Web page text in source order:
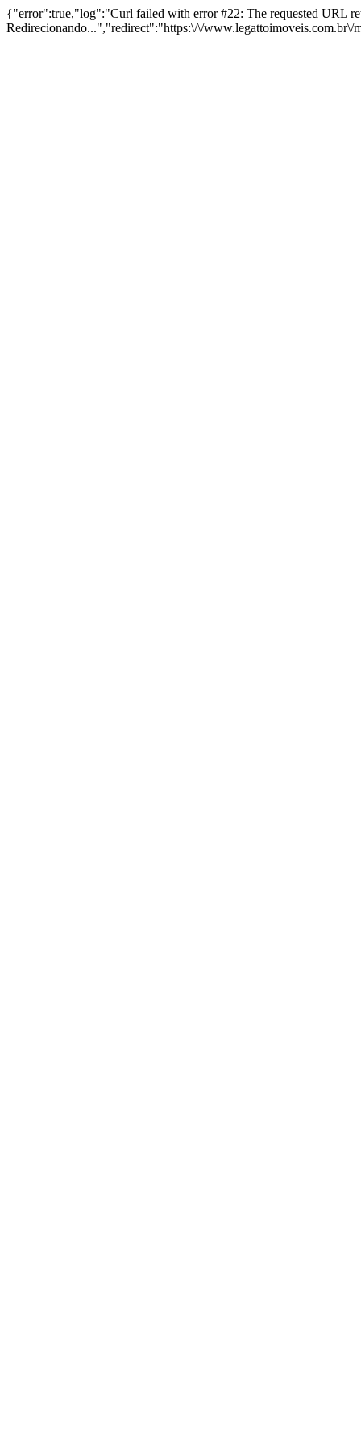
{"error":true,"log":"Curl failed with error #22: The requested URL
Redirecionando...","redirect":"https:\/\/www.legattoimoveis.com.br\/